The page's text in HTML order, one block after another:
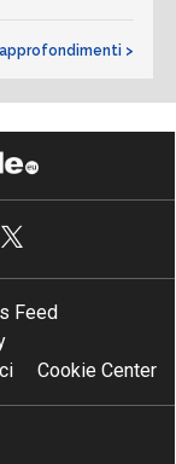
>
Feed
Cookie Center